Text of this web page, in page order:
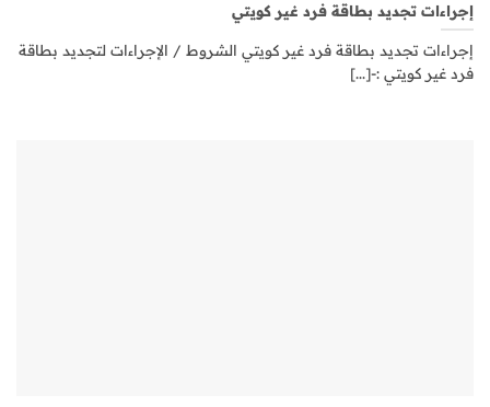
إجراءات تجديد بطاقة فرد غير كويتي
إجراءات تجديد بطاقة فرد غير كويتي الشروط / الإجراءات لتجديد بطاقة
فرد غير كويتي :-[...]